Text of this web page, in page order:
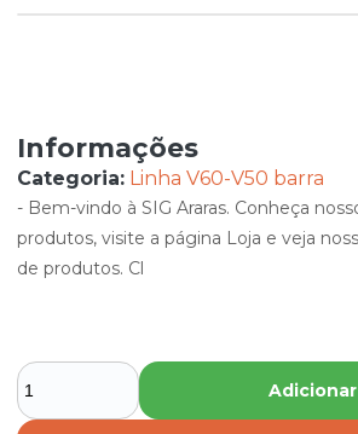
Informações
Categoria: Linha V60-V50 barra
- Bem-vindo à SIG Araras. Conheça
produtos, visite a página Loja e veja
de produtos. Cl
Adicionar